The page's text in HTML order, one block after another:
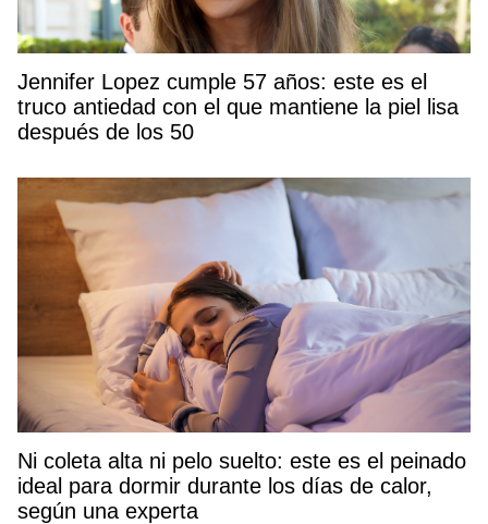
Jennifer Lopez cumple 57 años: este es el
truco antiedad con el que mantiene la piel lisa
después de los 50
Ni coleta alta ni pelo suelto: este es el peinado
ideal para dormir durante los días de calor,
según una experta